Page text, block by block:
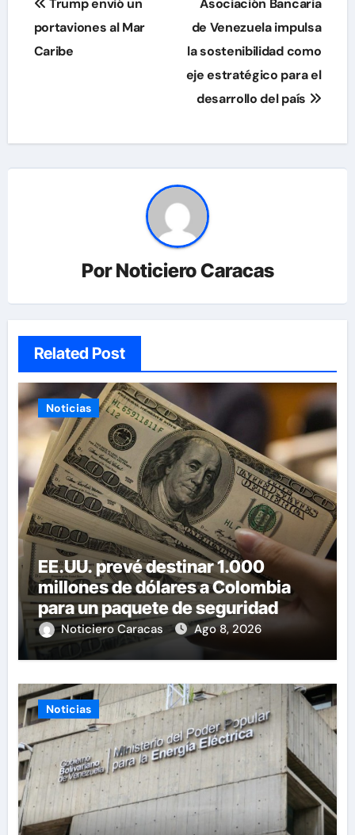
de
entradas
Trump envió un
portaviones al Mar
Caribe
Asociación Bancaria
de Venezuela impulsa
la sostenibilidad como
eje estratégico para el
desarrollo del país
PorNoticiero Caracas
Related Post
Noticias
EE.UU. prevé destinar 1.000
millones de dólares a Colombia
para un paquete de seguridad
Noticiero Caracas Ago 8, 2026
Noticias